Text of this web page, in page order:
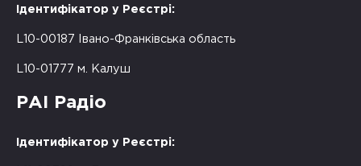
Ідентифікатор у Реєстрі:
L10-00187 Івано-Франківська область
L10-01777 м. Калуш
РАІ Радіо
Ідентифікатор у Реєстрі: